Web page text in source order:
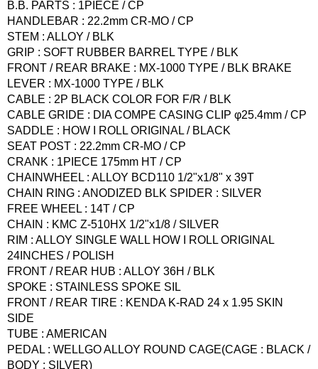
B.B. PARTS : 1PIECE / CP
HANDLEBAR : 22.2mm CR-MO / CP
STEM : ALLOY / BLK
GRIP : SOFT RUBBER BARREL TYPE / BLK
FRONT / REAR BRAKE : MX-1000 TYPE / BLK BRAKE
LEVER : MX-1000 TYPE / BLK
CABLE : 2P BLACK COLOR FOR F/R / BLK
CABLE GRIDE : DIA COMPE CASING CLIP φ25.4mm / CP
SADDLE : HOW I ROLL ORIGINAL / BLACK
SEAT POST : 22.2mm CR-MO / CP
CRANK : 1PIECE 175mm HT / CP
CHAINWHEEL : ALLOY BCD110 1/2"x1/8" x 39T
CHAIN RING : ANODIZED BLK SPIDER : SILVER
FREE WHEEL : 14T / CP
CHAIN : KMC Z-510HX 1/2"x1/8 / SILVER
RIM : ALLOY SINGLE WALL HOW I ROLL ORIGINAL
24INCHES / POLISH
FRONT / REAR HUB : ALLOY 36H / BLK
SPOKE : STAINLESS SPOKE SIL
FRONT / REAR TIRE : KENDA K-RAD 24 x 1.95 SKIN
SIDE
TUBE : AMERICAN
PEDAL : WELLGO ALLOY ROUND CAGE(CAGE : BLACK /
BODY : SILVER)